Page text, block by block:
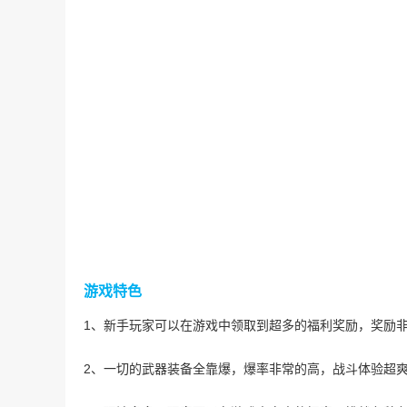
游戏特色
1、新手玩家可以在游戏中领取到超多的福利奖励，奖励非
2、一切的武器装备全靠爆，爆率非常的高，战斗体验超爽